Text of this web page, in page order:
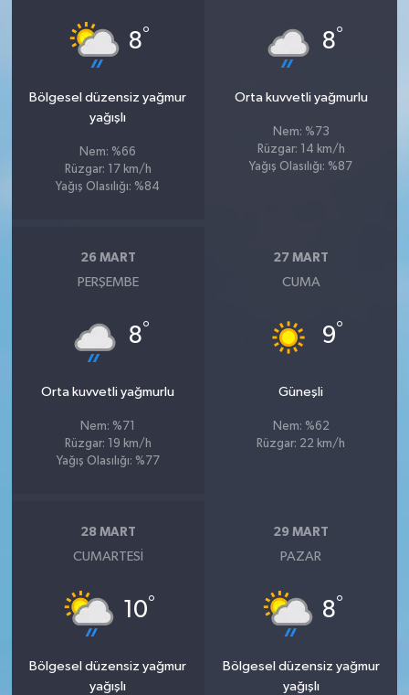
8°
Bölgesel düzensiz yağmur
yağışlı
Nem: %66
Rüzgar: 17 km/h
Yağış Olasılığı: %84
8°
Orta kuvvetli yağmurlu
Nem: %73
Rüzgar: 14 km/h
Yağış Olasılığı: %87
26 MART
PERŞEMBE
8°
Orta kuvvetli yağmurlu
Nem: %71
Rüzgar: 19 km/h
Yağış Olasılığı: %77
27 MART
CUMA
9°
Güneşli
Nem: %62
Rüzgar: 22 km/h
28 MART
CUMARTESI
10°
Bölgesel düzensiz yağmur
yağışlı
29 MART
PAZAR
8°
Bölgesel düzensiz yağmur
yağışlı